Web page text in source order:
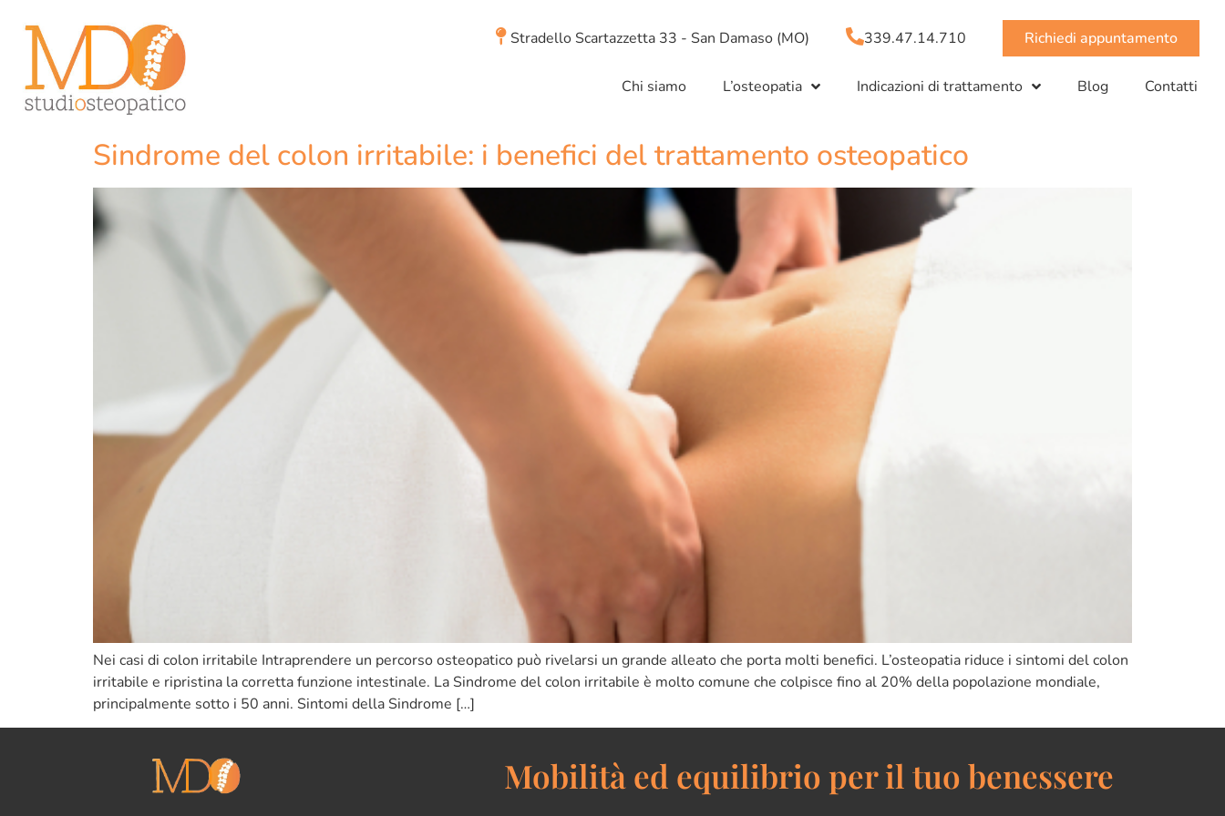
Stradello Scartazzetta 33 - San Damaso (MO) 339.47.14.710 Richiedi appuntamento
Chi siamo L’osteopatia Indicazioni di trattamento Blog Contatti
Sindrome del colon irritabile: i benefici del trattamento osteopatico
Nei casi di colon irritabile Intraprendere un percorso osteopatico può rivelarsi un grande alleato che porta molti benefici. L’osteopatia riduce i sintomi del colon
irritabile e ripristina la corretta funzione intestinale. La Sindrome del colon irritabile è molto comune che colpisce fino al 20% della popolazione mondiale,
principalmente sotto i 50 anni. Sintomi della Sindrome […]
Mobilità ed equilibrio per il tuo benessere